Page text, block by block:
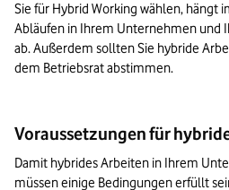
Sie für Hybrid Working wählen, hängt
Abläufen in Ihrem Unternehmen und
ab. Außerdem sollten Sie hybride
dem Betriebsrat abstimmen.
Voraussetzungen für
Damit hybrides Arbeiten in Ihrem
müssen einige Bedingungen erfüllt